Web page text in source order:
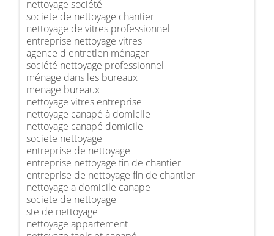
nettoyage société
societe de nettoyage chantier
nettoyage de vitres professionnel
entreprise nettoyage vitres
agence d entretien ménager
société nettoyage professionnel
ménage dans les bureaux
menage bureaux
nettoyage vitres entreprise
nettoyage canapé à domicile
nettoyage canapé domicile
societe nettoyage
entreprise de nettoyage
entreprise nettoyage fin de chantier
entreprise de nettoyage fin de chantier
nettoyage a domicile canape
societe de nettoyage
ste de nettoyage
nettoyage appartement